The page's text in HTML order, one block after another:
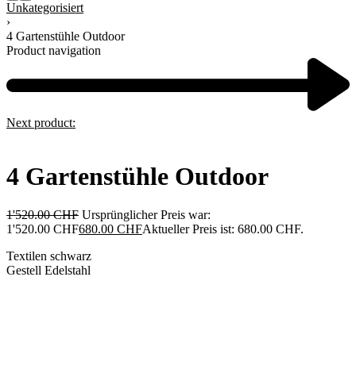
Unkategorisiert
›
4 Gartenstühle Outdoor
Product navigation
Next product:
4 Gartenstühle Outdoor
1'520.00CHF Ursprünglicher Preis war:
1'520.00 CHF680.00 CHFAktueller Preis ist: 680.00 CHF.
Textilen schwarz
Gestell Edelstahl